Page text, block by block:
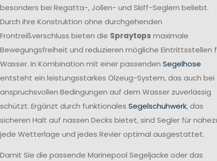
besonders bei Regatta-, Jollen- und Skiff-Seglern beliebt.
Durch ihre Konstruktion ohne durchgehenden
Frontreißverschluss bieten die Spraytops maximale
Bewegungsfreiheit und reduzieren mögliche Eintrittsstellen
Wasser. In Kombination mit einer passenden Segelhose
entsteht ein leistungsstarkes Ölzeug-System, das auch bei
anspruchsvollen Bedingungen auf dem Wasser zuverlässig
schützt. Ergänzt durch funktionales Segelschuhwerk, das
sicheren Halt auf nassen Decks bietet, sind Segler für
jede Wetterlage und jedes Revier optimal ausgestattet.
Damit Sie die passende Marinepool Segeljacke oder das